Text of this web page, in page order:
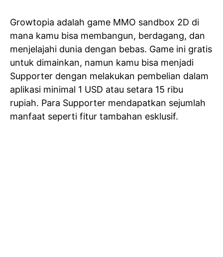
Growtopia adalah game MMO sandbox 2D di
mana kamu bisa membangun, berdagang, dan
menjelajahi dunia dengan bebas. Game ini gratis
untuk dimainkan, namun kamu bisa menjadi
Supporter dengan melakukan pembelian dalam
aplikasi minimal 1 USD atau setara 15 ribu
rupiah. Para Supporter mendapatkan sejumlah
manfaat seperti fitur tambahan esklusif.